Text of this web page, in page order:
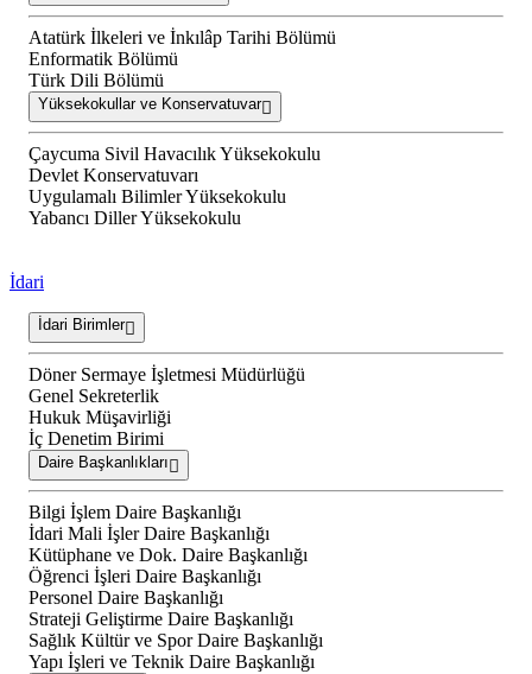
Atatürk İlkeleri ve İnkılâp Tarihi Bölümü
Enformatik Bölümü
Türk Dili Bölümü
Yüksekokullar ve Konservatuvar
Çaycuma Sivil Havacılık Yüksekokulu
Devlet Konservatuvarı
Uygulamalı Bilimler Yüksekokulu
Yabancı Diller Yüksekokulu
İdari
İdari Birimler
Döner Sermaye İşletmesi Müdürlüğü
Genel Sekreterlik
Hukuk Müşavirliği
İç Denetim Birimi
Daire Başkanlıkları
Bilgi İşlem Daire Başkanlığı
İdari Mali İşler Daire Başkanlığı
Kütüphane ve Dok. Daire Başkanlığı
Öğrenci İşleri Daire Başkanlığı
Personel Daire Başkanlığı
Strateji Geliştirme Daire Başkanlığı
Sağlık Kültür ve Spor Daire Başkanlığı
Yapı İşleri ve Teknik Daire Başkanlığı